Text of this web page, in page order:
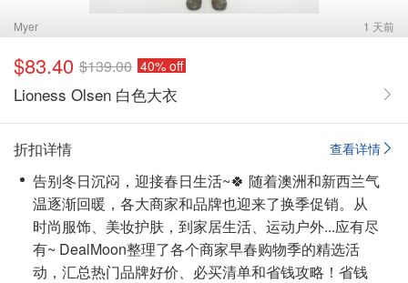
Myer 1 天前
$83.40 $139.00 40% off
Lioness Olsen 白色大衣
查看详情
折扣详情
告别冬日沉闷，迎接春日生活~🍀 随着澳洲和新西兰气
温逐渐回暖，各大商家和品牌也迎来了换季促销。从
时尚服饰、美妆护肤，到家居生活、运动户外...应有尽
有~ DealMoon整理了各个商家早春购物季的精选活
动，汇总热门品牌好价、必买清单和省钱攻略！省钱